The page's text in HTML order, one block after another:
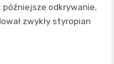
odkrywanie,
zwykły styropian